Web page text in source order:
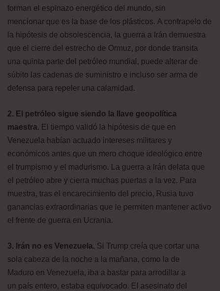
forman el espinazo energético del mundo, sin
mencionar que es la base de los plásticos. A contrapelo de
la hipótesis de obsolescencia, la guerra a Irán demuestra
que el cierre del estrecho de Ormuz, por donde transita
una quinta parte del petróleo mundial, puede alterar de
súbito las cadenas de suministro e incluso ser arma de
defensa para repeler una calamidad.
2. El petróleo sigue siendo la llave geopolítica
maestra. El tiempo validó la hipótesis de que en
Venezuela habían actuado intereses militares y
económicos antes que un mero choque ideológico entre
el trumpismo y el madurismo. La guerra a Irán delata que
el petróleo abre y cierra muchas puertas a la vez. Para
muestra, tras el encarecimiento del precio, Rusia tuvo
ganancias extraordinarias que le permiten mantener activo
el frente de guerra en Ucrania.
3. Irán no es Venezuela. Si Trump creía que cortar una
sola cabeza de la noche a la mañana, como la de
Maduro en Venezuela, iba a bastar para arrodillar a
un país entero, estaba equivocado. El asesinato del